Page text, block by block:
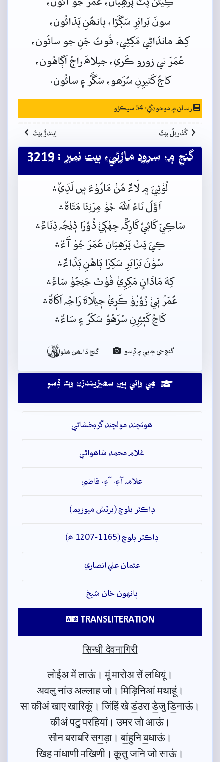
سونَ بَرابَرِ سَڳَڙا، ٻانھُنِٻَڌائُون،
کِھَہ مانڌاڻِي مَکِڻِي، قُوتُ جَنِ جو سائُون،
عُمَرَ تي زورو ڪَري، جيلاھَراڄُ اَڳاهُون،
کاڄُکَٿيرِنِ سُرَهو، سَڱَرُ ۽سائُون.
رسالن ۾ موجودگي: 54 سيڪڙو
گُذريلُ بيتُ اِيندڙُ بيتُ
گنج ۾، سرود مارُئي، بيت نمبر : 3219
لُوْئِيَ م﮼ لَاءٌ مُنْ مَارُوْءَ س﮼ لَڌِيٌ﮶
اَوَّلُ نَاءُ اَللهَ جُوْ مِرَنِئَا مَٿَاہٌ﮶
سَاڪِيَ کَائٖيْ کَارِکٌہ جِهْکٖيْ ڎُوْرَا ڎٖيْجُہ ڎِنَاءٌ﮶
ڪِيَ پَٽُ پَرَهِيَان عُمَرَ جُوْ آَءٌ﮶
سُوْنَ بَرَابَرِ سَکِرَا ٻَاهُنِ ٻَڌَاءٌ﮶
کِهَ مَاڌَانٍ مَکِرِيْ قُوْتُ جَنِجُوْ سَاءٌ﮶
عُمَرُ تٖيْ زُوْرُوْ ڪَرٖيْ جٖيْلَاہَ رَاڃُہ اَکَاہٌ﮶
کَاڃُ کَٿٖيْرِنِ سُرَهُوْ سَکَرُ ءٍ سَاءٌ﮶
گنج جي ڇاپي ۾ ڏِسو گنج ڏانھن ھلو
ھِي وائي ٻين سھيڙيندڙن وٽ ڏِسو
ھوتچند مولچند گربخشاڻي
غلام محمد شاھواڻي
علامہ آءِ. آءِ. قاضي
ڊاڪٽر بلوچ (برٽش ميوزيم)
ڊاڪٽر بلوچ (1165-1207 ھ)
عثمان علي انصاري
ٻانهون خان شيخ
TRANSLITERATION
सिन्धी देवनागिरी
लोईअ में लाऊं। मूं मारोअ सें लधियूं।
अवलु नांउ अल्लाह जो। मिड़िनिआं मथाहूं।
सा कीअं खाए खारिकूं। जिंहिं खे डं॒उरा डे॒जु डि॒नाऊं।
कीअं पटु परहियां। उमर जो आऊं।
सौन बराबरि सग॒ड़ा। बां॒हुनि ब॒धाऊं।
खिह मांधाणी मखिणी। क़ूतु जनि जो साऊं।